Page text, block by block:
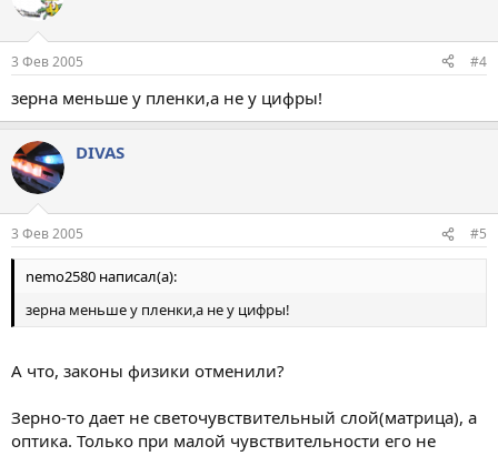
3 Фев 2005 #4
зерна меньше у пленки,а не у цифры!
DIVAS
3 Фев 2005 #5
nemo2580 написал(а):
зерна меньше у пленки,а не у цифры!
А что, законы физики отменили?
Зерно-то дает не светочувствительный слой(матрица), а
оптика. Только при малой чувствительности его не